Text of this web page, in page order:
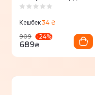
Intuos PRO New, 10
Кешбек34 ₴
909
-24%
689₴